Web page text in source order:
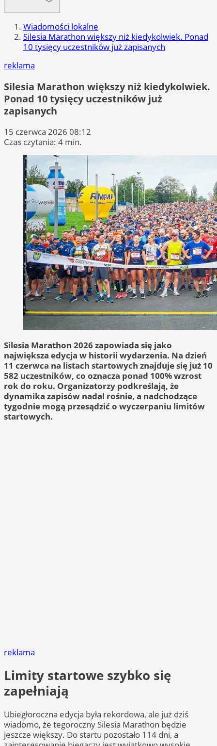
Wiadomości lokalne
Silesia Marathon większy niż kiedykolwiek. Ponad
10 tysięcy uczestników już zapisanych
reklama
Silesia Marathon większy niż kiedykolwiek.
Ponad 10 tysięcy uczestników już
zapisanych
15 czerwca 2026 08:12
Czas czytania: 4 min.
Silesia Marathon 2026 zapowiada się jako
największa edycja w historii wydarzenia. Na dzień
11 czerwca na listach startowych znajduje się już 10
582 uczestników, co oznacza ponad 100% wzrost
rok do roku. Organizatorzy podkreślają, że
dynamika zapisów nadal rośnie, a nadchodzące
tygodnie mogą przesądzić o wyczerpaniu limitów
startowych.
reklama
Limity startowe szybko się
zapełniają
Ubiegłoroczna edycja była rekordowa, ale już dziś
wiadomo, że tegoroczny Silesia Marathon będzie
jeszcze większy. Do startu pozostało 114 dni, a